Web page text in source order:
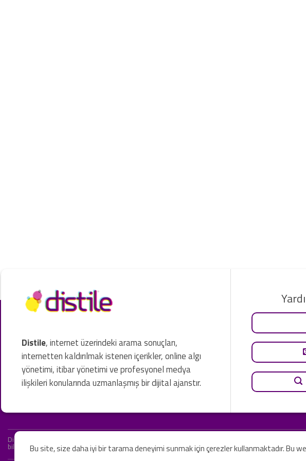
Distile, internet üzerindeki arama sonuçları,
internetten kaldırılmak istenen içerikler, online algı
yönetimi, itibar yönetimi ve profesyonel medya
ilişkileri konularında uzmanlaşmış bir dijital ajanstır.
Distile bir hukuk firması değildir ve hizmetlerimizin hiçbiri resmi hukuki tavsiye olarak
bilgiler yalnızca genel bilgi niteliğindedir. Yasal tavsiye olarak değerlendirilmesi amaçlanmamıştır.
Bu site, size daha iyi bir tarama deneyimi sunmak için çerezler kullanmaktadır. Bu